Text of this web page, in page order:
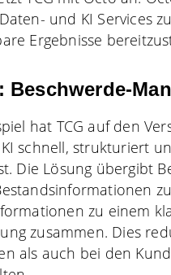
und KI Services
Ergebnisse
Beschwerde-
hat TCG auf den
schnell, strukturiert
Die Lösung übergibt
zu einem
zusammen. Dies
als auch bei den